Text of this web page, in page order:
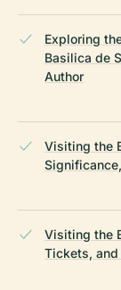
Exploring
Basilica de
Author
Visiting the
Visiting the
Tickets,